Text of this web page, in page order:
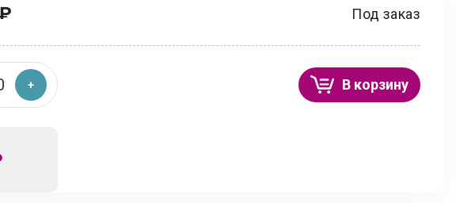
Под заказ
В корзину